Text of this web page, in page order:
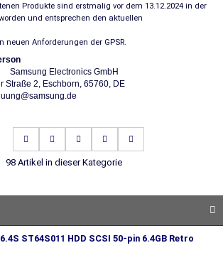
Produkte sind erstmalig vor dem 13.12.2024 in der
und entsprechen den aktuellen
neuen Anforderungen der GPSR.
Samsung Electronics GmbH
2, Eschborn, 65760, DE
98 Artikel in dieser Kategorie
ST64S011 HDD SCSI 50-pin 6.4GB Retro